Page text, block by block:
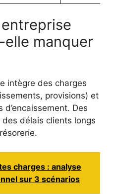
manquer
intègre des charges
provisions) et
Des
délais clients longs
charges : analyse
sur 3 scénarios